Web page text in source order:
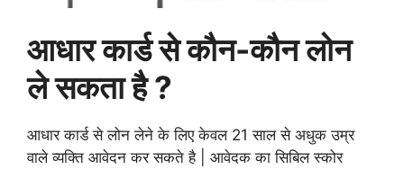
आधार कार्ड से कौन-कौन लोन
ले सकता है ?
आधार कार्ड से लोन लेने के लिए केवल 21 साल से अधुक उम्र
वाले व्यक्ति आवेदन कर सकते है | आवेदक का सिबिल स्कोर